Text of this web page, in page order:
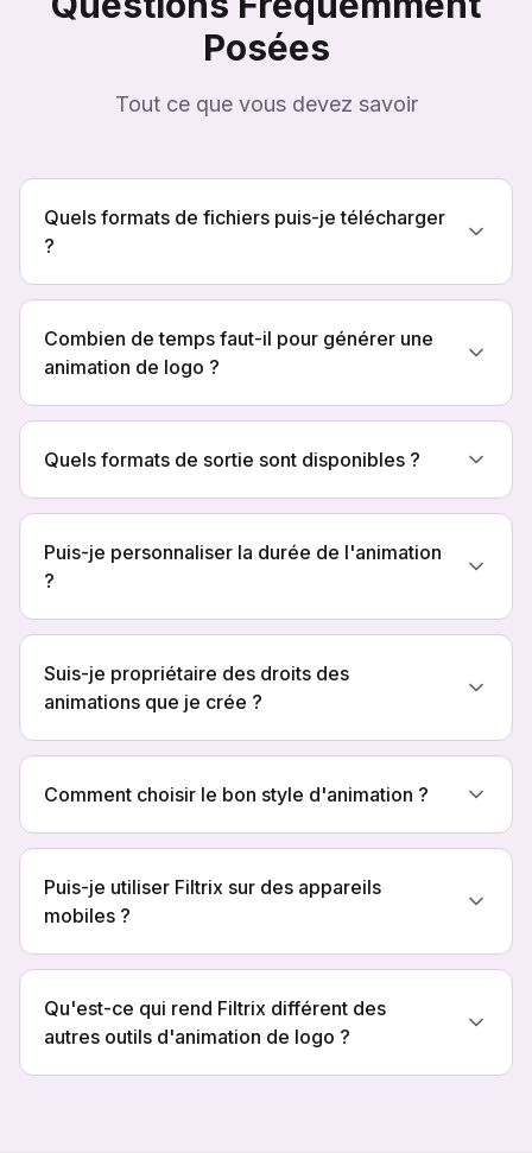
Posées
Tout ce que vous devez savoir
Quels formats de fichiers puis-je télécharger
?
Combien de temps faut-il pour générer une
animation de logo ?
Quels formats de sortie sont disponibles ?
Puis-je personnaliser la durée de l'animation
?
Suis-je propriétaire des droits des
animations que je crée ?
Comment choisir le bon style d'animation ?
Puis-je utiliser Filtrix sur des appareils
mobiles ?
Qu'est-ce qui rend Filtrix différent des
autres outils d'animation de logo ?